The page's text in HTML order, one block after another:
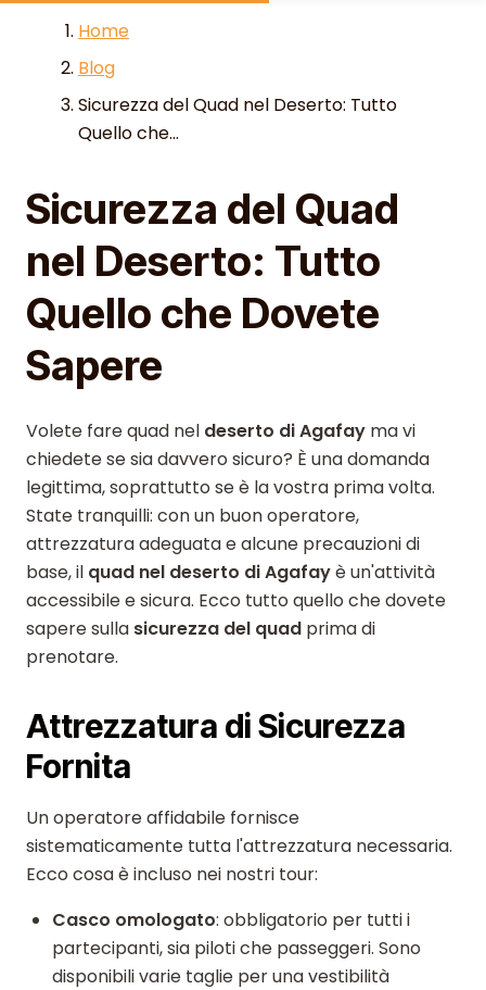
Skip to content
Home
Blog
Sicurezza del Quad nel Deserto: Tutto
Quello che...
Sicurezza del Quad
nel Deserto: Tutto
Quello che Dovete
Sapere
Volete fare quad nel deserto di Agafay ma vi
chiedete se sia davvero sicuro? È una domanda
legittima, soprattutto se è la vostra prima volta.
State tranquilli: con un buon operatore,
attrezzatura adeguata e alcune precauzioni di
base, il quad nel deserto di Agafayè un'attività
accessibile e sicura. Ecco tutto quello che dovete
sapere sulla sicurezza del quad prima di
prenotare.
Attrezzatura di Sicurezza
Fornita
Un operatore affidabile fornisce
sistematicamente tutta l'attrezzatura necessaria.
Ecco cosa è incluso nei nostri tour:
Casco omologato: obbligatorio per tutti i
partecipanti, sia piloti che passeggeri. Sono
disponibili varie taglie per una vestibilità